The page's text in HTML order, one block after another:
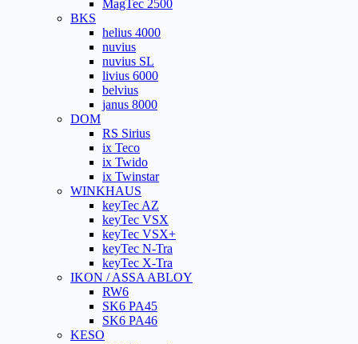
MagTec 2500
BKS
helius 4000
nuvius
nuvius SL
livius 6000
belvius
janus 8000
DOM
RS Sirius
ix Teco
ix Twido
ix Twinstar
WINKHAUS
keyTec AZ
keyTec VSX
keyTec VSX+
keyTec N-Tra
keyTec X-Tra
IKON / ASSA ABLOY
RW6
SK6 PA45
SK6 PA46
KESO